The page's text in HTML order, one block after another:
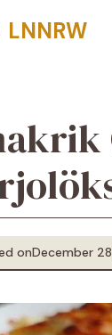
LNNRW
onDecember